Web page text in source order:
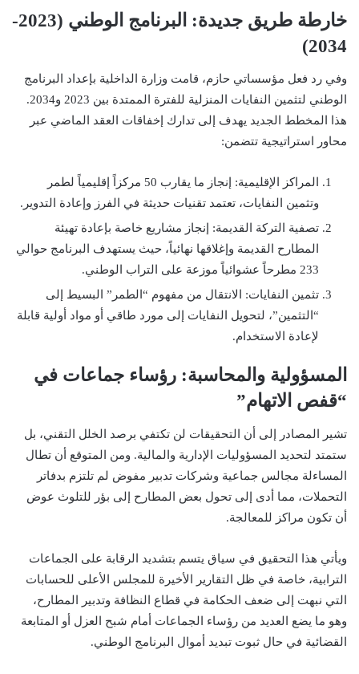
خارطة طريق جديدة: البرنامج الوطني (2023-
2034)
وفي رد فعل مؤسساتي حازم، قامت وزارة الداخلية بإعداد البرنامج
الوطني لتثمين النفايات المنزلية للفترة الممتدة بين 2023 و2034.
هذا المخطط الجديد يهدف إلى تدارك إخفاقات العقد الماضي عبر
محاور استراتيجية تتضمن:
المراكز الإقليمية: إنجاز ما يقارب 50 مركزاً إقليمياً لطمر
وتثمين النفايات، تعتمد تقنيات حديثة في الفرز وإعادة التدوير.
تصفية التركة القديمة: إنجاز مشاريع خاصة بإعادة تهيئة
المطارح القديمة وإغلاقها نهائياً، حيث يستهدف البرنامج حوالي
233 مطرحاً عشوائياً موزعة على التراب الوطني.
تثمين النفايات: الانتقال من مفهوم “الطمر” البسيط إلى
“التثمين”، لتحويل النفايات إلى مورد طاقي أو مواد أولية قابلة
لإعادة الاستخدام.
المسؤولية والمحاسبة: رؤساء جماعات في
“قفص الاتهام”
تشير المصادر إلى أن التحقيقات لن تكتفي برصد الخلل التقني، بل
ستمتد لتحديد المسؤوليات الإدارية والمالية. ومن المتوقع أن تطال
المساءلة مجالس جماعية وشركات تدبير مفوض لم تلتزم بدفاتر
التحملات، مما أدى إلى تحول بعض المطارح إلى بؤر للتلوث عوض
أن تكون مراكز للمعالجة.
ويأتي هذا التحقيق في سياق يتسم بتشديد الرقابة على الجماعات
الترابية، خاصة في ظل التقارير الأخيرة للمجلس الأعلى للحسابات
التي نبهت إلى ضعف الحكامة في قطاع النظافة وتدبير المطارح،
وهو ما يضع العديد من رؤساء الجماعات أمام شبح العزل أو المتابعة
القضائية في حال ثبوت تبديد أموال البرنامج الوطني.